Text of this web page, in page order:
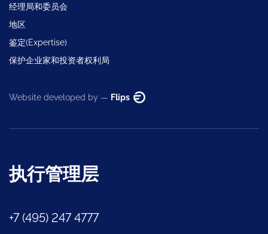
经理局和委员会
地区
鉴定(Expertise)
保护企业家和投资者权利局
Website developed by — Flips
执行管理层
+7 (495) 247 4777